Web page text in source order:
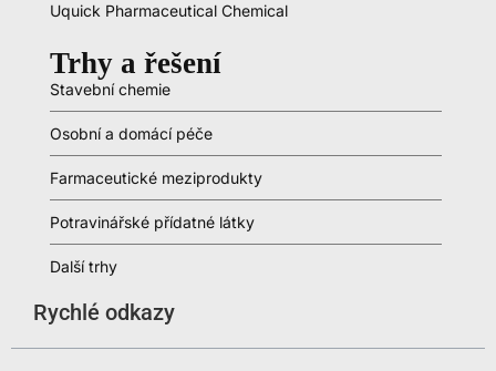
Uquick Pharmaceutical Chemical
Trhy a řešení
Stavební chemie
Osobní a domácí péče
Farmaceutické meziprodukty
Potravinářské přídatné látky
Další trhy
Rychlé odkazy